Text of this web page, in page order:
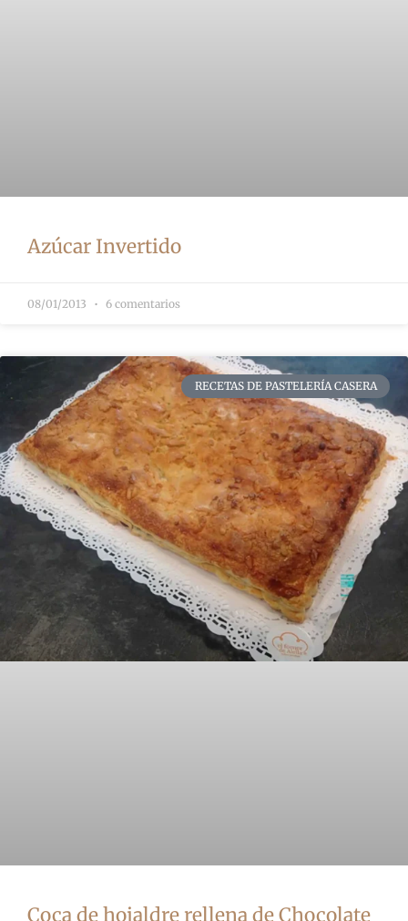
Azúcar Invertido
08/01/2013 6 comentarios
RECETAS DE PASTELERÍA CASERA
Coca de hojaldre rellena de Chocolate